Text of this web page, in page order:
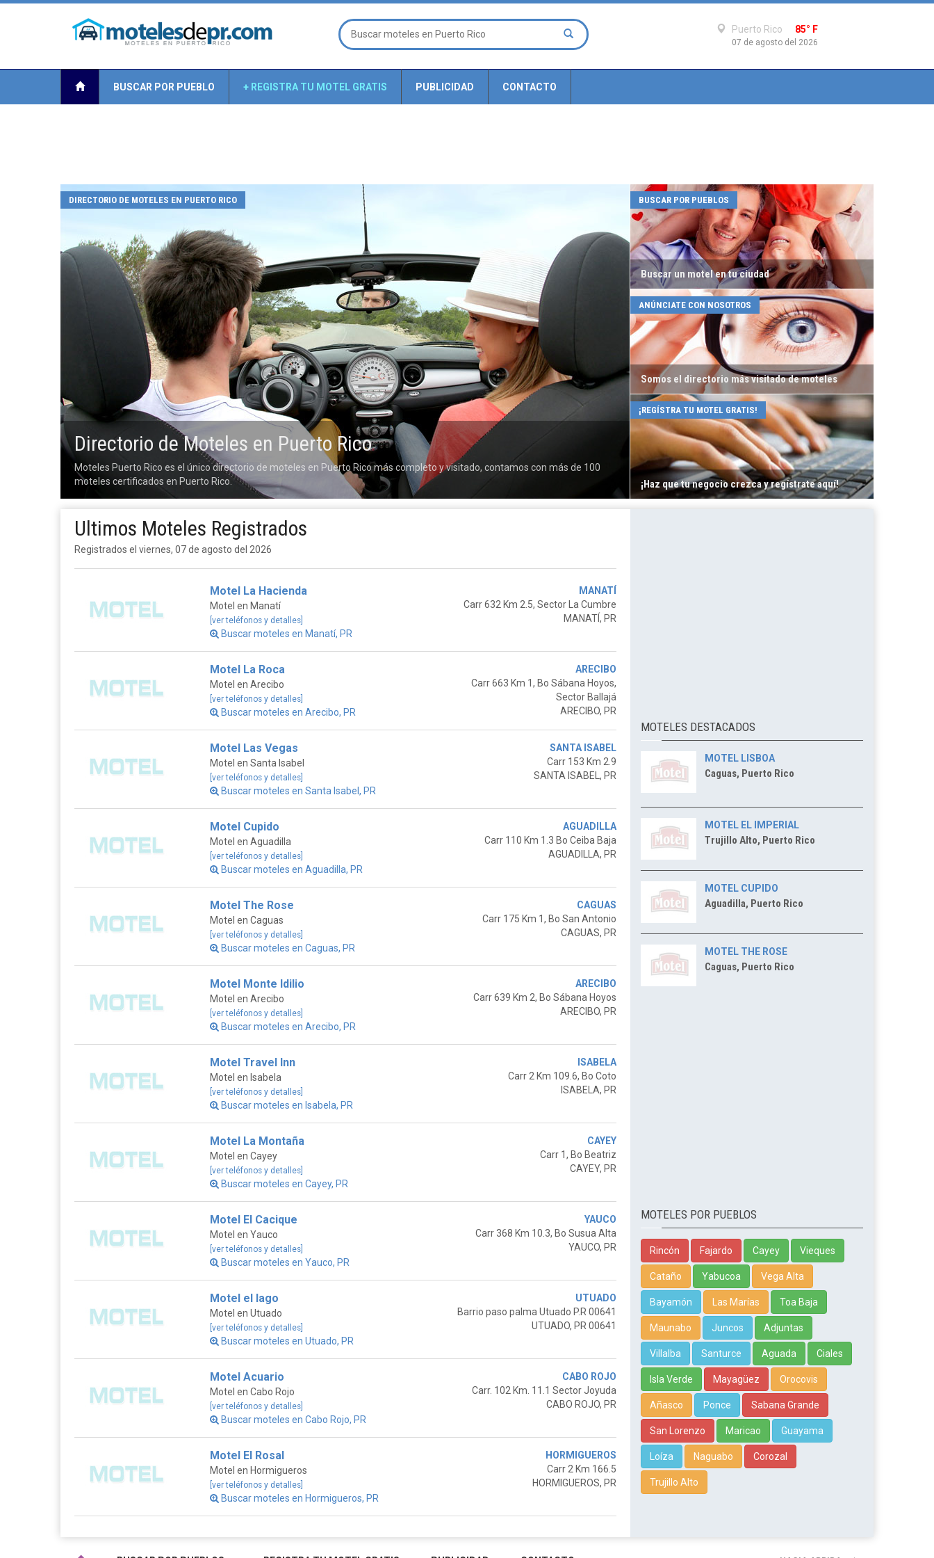
Puerto Rico 85° F
07 de agosto del 2026
BUSCAR POR PUEBLO + REGISTRA TU MOTEL GRATIS PUBLICIDAD CONTACTO
Directorio de Moteles en Puerto Rico
Moteles Puerto Rico es el único directorio de moteles en Puerto Rico más completo y visitado, contamos con más de 100
moteles certificados en Puerto Rico.
DIRECTORIO DE MOTELES EN PUERTO RICO
Buscar un motel en tu ciudad
BUSCAR POR PUEBLOS
Somos el directorio más visitado de moteles
ANÚNCIATE CON NOSOTROS
¡Haz que tu negocio crezca y regístrate aquí!
¡REGÍSTRA TU MOTEL GRATIS!
Ultimos Moteles Registrados
Registrados el viernes, 07 de agosto del 2026
Motel La Hacienda
Motel en Manatí
[ver teléfonos y detalles]
Buscar moteles en Manatí, PR
MANATÍ
Carr 632 Km 2.5, Sector La Cumbre
MANATÍ, PR
Motel La Roca
Motel en Arecibo
[ver teléfonos y detalles]
Buscar moteles en Arecibo, PR
ARECIBO
Carr 663 Km 1, Bo Sábana Hoyos,
Sector Ballajá
ARECIBO, PR
Motel Las Vegas
Motel en Santa Isabel
[ver teléfonos y detalles]
Buscar moteles en Santa Isabel, PR
SANTA ISABEL
Carr 153 Km 2.9
SANTA ISABEL, PR
Motel Cupido
Motel en Aguadilla
[ver teléfonos y detalles]
Buscar moteles en Aguadilla, PR
AGUADILLA
Carr 110 Km 1.3 Bo Ceiba Baja
AGUADILLA, PR
Motel The Rose
Motel en Caguas
[ver teléfonos y detalles]
Buscar moteles en Caguas, PR
CAGUAS
Carr 175 Km 1, Bo San Antonio
CAGUAS, PR
Motel Monte Idilio
Motel en Arecibo
[ver teléfonos y detalles]
Buscar moteles en Arecibo, PR
ARECIBO
Carr 639 Km 2, Bo Sábana Hoyos
ARECIBO, PR
Motel Travel Inn
Motel en Isabela
[ver teléfonos y detalles]
Buscar moteles en Isabela, PR
ISABELA
Carr 2 Km 109.6, Bo Coto
ISABELA, PR
Motel La Montaña
Motel en Cayey
[ver teléfonos y detalles]
Buscar moteles en Cayey, PR
CAYEY
Carr 1, Bo Beatriz
CAYEY, PR
Motel El Cacique
Motel en Yauco
[ver teléfonos y detalles]
Buscar moteles en Yauco, PR
YAUCO
Carr 368 Km 10.3, Bo Susua Alta
YAUCO, PR
Motel el lago
Motel en Utuado
[ver teléfonos y detalles]
Buscar moteles en Utuado, PR
UTUADO
Barrio paso palma Utuado P.R 00641
UTUADO, PR 00641
Motel Acuario
Motel en Cabo Rojo
[ver teléfonos y detalles]
Buscar moteles en Cabo Rojo, PR
CABO ROJO
Carr. 102 Km. 11.1 Sector Joyuda
CABO ROJO, PR
Motel El Rosal
Motel en Hormigueros
[ver teléfonos y detalles]
Buscar moteles en Hormigueros, PR
HORMIGUEROS
Carr 2 Km 166.5
HORMIGUEROS, PR
MOTELES DESTACADOS
MOTEL LISBOA
Caguas, Puerto Rico
MOTEL EL IMPERIAL
Trujillo Alto, Puerto Rico
MOTEL CUPIDO
Aguadilla, Puerto Rico
MOTEL THE ROSE
Caguas, Puerto Rico
MOTELES POR PUEBLOS
Rincón Fajardo Cayey Vieques
Cataño Yabucoa Vega Alta
Bayamón Las Marías Toa Baja
Maunabo Juncos Adjuntas
Villalba Santurce Aguada Ciales
Isla Verde Mayagüez Orocovis
Añasco Ponce Sabana Grande
San Lorenzo Maricao Guayama
Loíza Naguabo Corozal
Trujillo Alto